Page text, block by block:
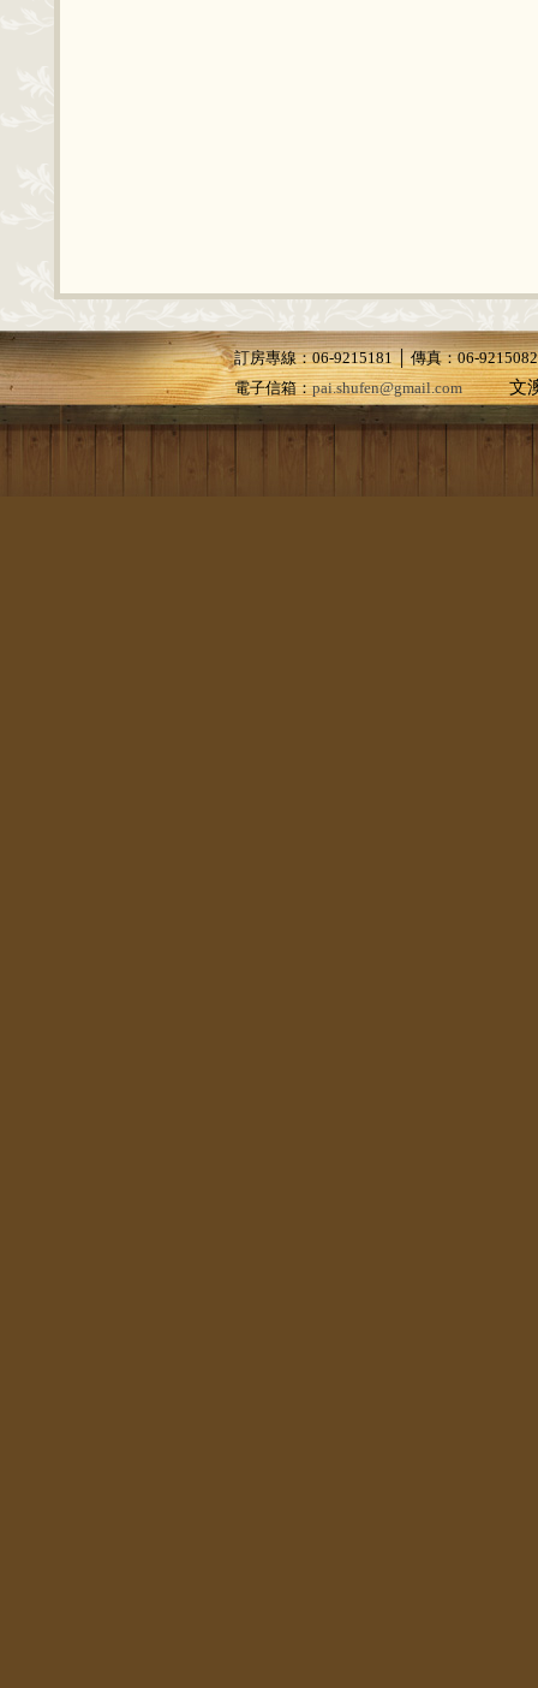
訂房專線：06-9215181 │ 傳真：06-
電子信箱：pai.shufen@gmail.com 文